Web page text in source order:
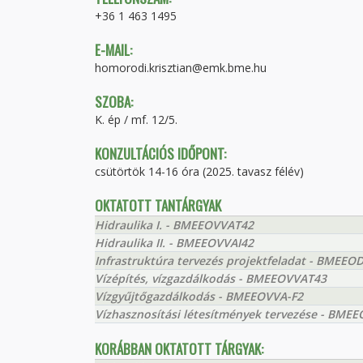
+36 1 463 1495
E-MAIL:
homorodi.krisztian@emk.bme.hu
SZOBA:
K. ép / mf. 12/5.
KONZULTÁCIÓS IDŐPONT:
csütörtök 14-16 óra (2025. tavasz félév)
OKTATOTT TANTÁRGYAK
Hidraulika I. - BMEEOVVAT42
Hidraulika II. - BMEEOVVAI42
Infrastruktúra tervezés projektfeladat -
Vízépítés, vízgazdálkodás - BMEEOVVAT43
Vízgyűjtőgazdálkodás - BMEEOVVA-F2
Vízhasznosítási létesítmények tervezése -
KORÁBBAN OKTATOTT TÁRGYAK: